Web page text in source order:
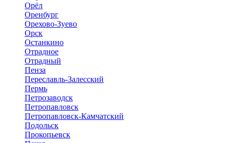
Орёл
Оренбург
Орехово-Зуево
Орск
Останкино
Отрадное
Отрадный
Пенза
Переславль-Залесский
Пермь
Петрозаводск
Петропавловск
Петропавловск-Камчатский
Подольск
Прокопьевск